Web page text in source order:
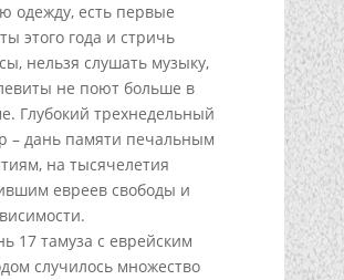
одежду, есть первые
этого года и стричь
нельзя слушать музыку,
не поют больше в
Глубокий трехнедельный
– дань памяти печальным
на тысячелетия
евреев свободы и
17 тамуза с еврейским
случилось множество